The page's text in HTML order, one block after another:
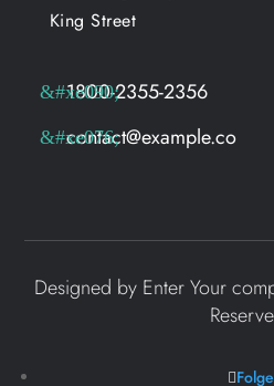
King Street
1800-2355-2356
contact@example.co
Designed by Enter Your